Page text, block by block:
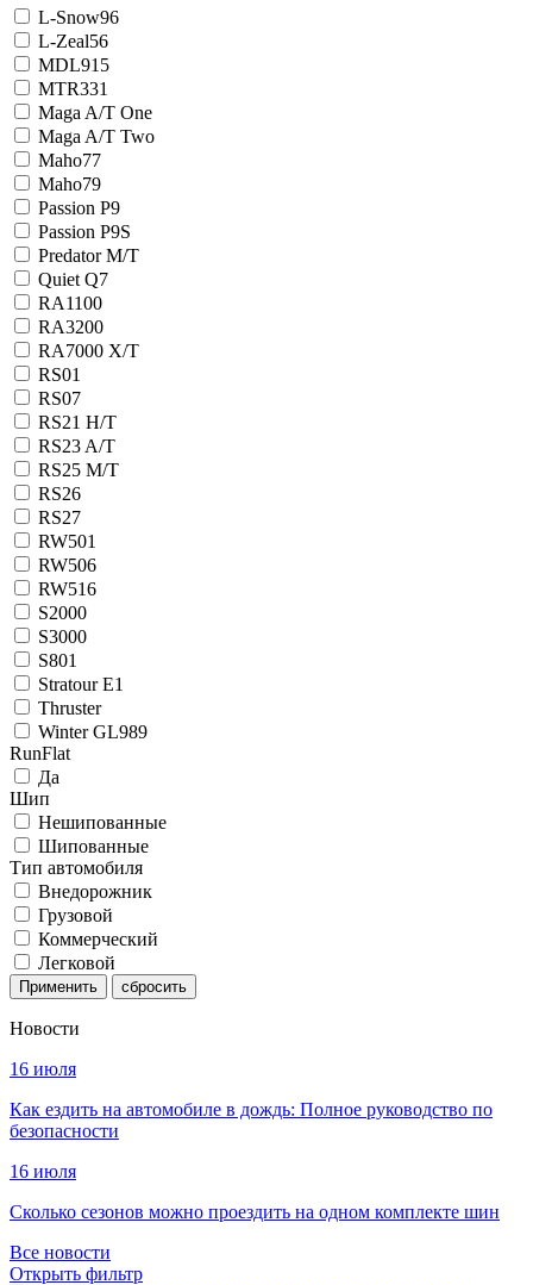
L-Snow96
L-Zeal56
MDL915
MTR331
Maga A/T One
Maga A/T Two
Maho77
Maho79
Passion P9
Passion P9S
Predator M/T
Quiet Q7
RA1100
RA3200
RA7000 X/T
RS01
RS07
RS21 H/T
RS23 A/T
RS25 M/T
RS26
RS27
RW501
RW506
RW516
S2000
S3000
S801
Stratour E1
Thruster
Winter GL989
RunFlat
Да
Шип
Нешипованные
Шипованные
Тип автомобиля
Внедорожник
Грузовой
Коммерческий
Легковой
Применить
Новости
16 июля
Как ездить на автомобиле в дождь: Полное руководство по
безопасности
16 июля
Сколько сезонов можно проездить на одном комплекте шин
Все новости
Открыть фильтр